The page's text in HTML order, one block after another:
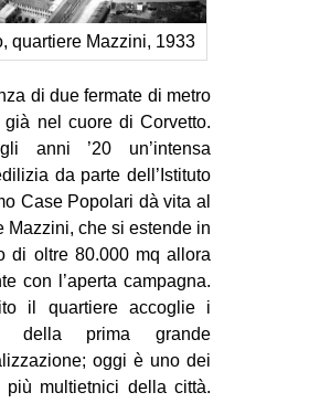
quartiere Mazzini, 1933
di due fermate di metro
già nel cuore di Corvetto.
anni ’20 un’intensa
da parte dell’Istituto
Case Popolari dà vita al
Mazzini, che si estende in
di oltre 80.000 mq allora
con l’aperta campagna.
il quartiere accoglie i
della prima grande
oggi è uno dei
più multietnici della città.